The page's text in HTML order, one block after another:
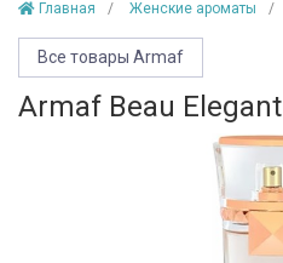
Главная Женские ароматы
Все товары Armaf
Armaf Beau Elegant